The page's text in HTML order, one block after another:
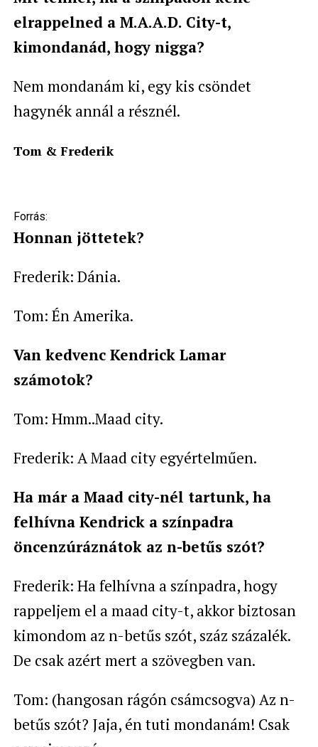
elrappelned a M.A.A.D. City-t,
kimondanád, hogy nigga?
Nem mondanám ki, egy kis csöndet
hagynék annál a résznél.
Tom & Frederik
Forrás:
Honnan jöttetek?
Frederik: Dánia.
Tom: Én Amerika.
Van kedvenc Kendrick Lamar
számotok?
Tom: Hmm..Maad city.
Frederik: A Maad city egyértelműen.
Ha már a Maad city-nél tartunk, ha
felhívna Kendrick a színpadra
öncenzúráznátok az n-betűs szót?
Frederik: Ha felhívna a színpadra, hogy
rappeljem el a maad city-t, akkor biztosan
kimondom az n-betűs szót, száz százalék.
De csak azért mert a szövegben van.
Tom: (hangosan rágón csámcsogva) Az n-
betűs szót? Jaja, én tuti mondanám! Csak